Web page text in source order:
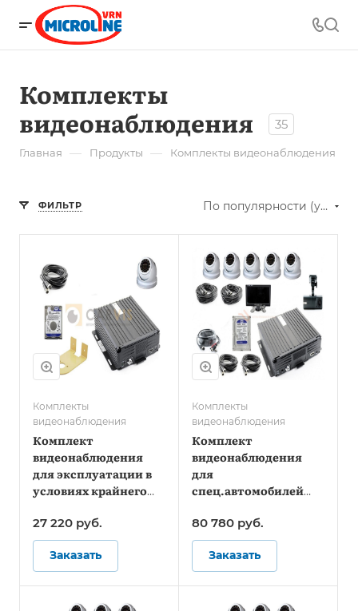
Комплекты
видеонаблюдения
35
Главная — Продукты — Комплекты видеонаблюдения
ФИЛЬТР По популярности (убывание)
Комплекты
видеонаблюдения
Комплект
видеонаблюдения
для эксплуатации в
условиях крайнего
27 220 руб.
Заказать
Комплекты
видеонаблюдения
Комплект
видеонаблюдения
для
спец.автомобилей
Стандарт
80 780 руб.
Заказать